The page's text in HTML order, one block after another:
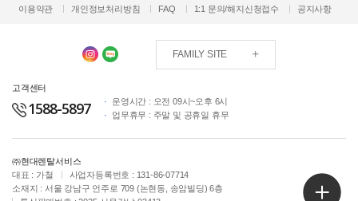
이용약관 개인정보처리방침 FAQ 1:1 문의/해지신청접수 공지사항
FAMILY SITE
고객센터
1588-5897
운영시간 : 오전 09시~오후 6시
업무휴무 : 주말 및 공휴일 휴무
㈜현대렌탈서비스
대표 : 가철
사업자등록번호 : 131-86-07714
소재지 : 서울 강남구 언주로 709 (논현동, 송암빌딩) 6층